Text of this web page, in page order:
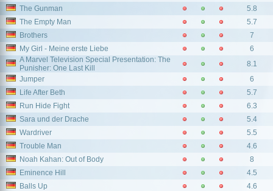
The Gunman
5.8
The Empty Man
5.7
Brothers
7
My Girl - Meine erste Liebe
6
A Marvel Television Special Presentation: The
Punisher: One Last Kill
8.1
Jumper
6
Life After Beth
5.7
Run Hide Fight
6.3
Sara und der Drache
5.4
Wardriver
5.5
Trouble Man
4.6
Noah Kahan: Out of Body
8
Eminence Hill
4.5
Balls Up
4.6